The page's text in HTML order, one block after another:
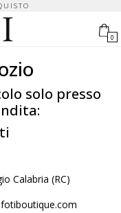
0
solo presso
Calabria (RC)